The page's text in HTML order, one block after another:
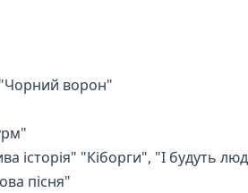
ворон"
історія" "Кіборги", "І будуть
пісня"